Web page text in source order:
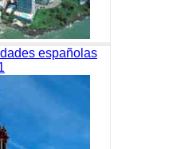
españolas